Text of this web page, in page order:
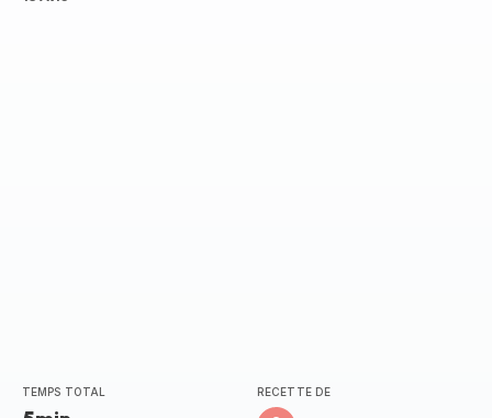
TEMPS TOTAL RECETTE DE